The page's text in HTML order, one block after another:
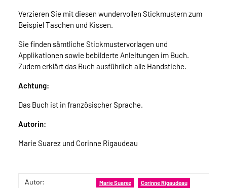
Verzieren Sie mit diesen wundervollen Stickmustern zum
Beispiel Taschen und Kissen.
Sie finden sämtliche Stickmustervorlagen und
Applikationen sowie bebilderte Anleitungen im Buch.
Zudem erklärt das Buch ausführlich alle Handstiche.
Achtung:
Das Buch ist in französischer Sprache.
Autorin:
Marie Suarez und Corinne Rigaudeau
Produkteigenschaft
Wert
Autor: Marie Suarez Corinne Rigaudeau